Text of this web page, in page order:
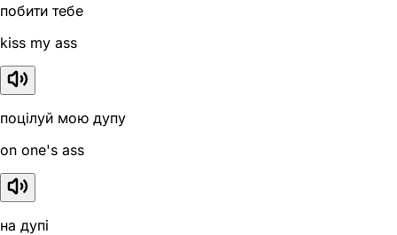
побити тебе
kiss my ass
поцілуй мою дупу
on one's ass
на дупі